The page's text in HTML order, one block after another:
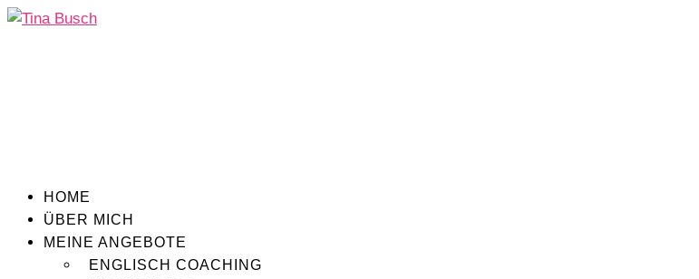
HOME
ÜBER MICH
MEINE ANGEBOTE
ENGLISCH COACHING